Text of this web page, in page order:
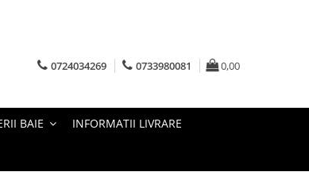
0724034269 0733980081 0,00
BAIE INFORMATII LIVRARE